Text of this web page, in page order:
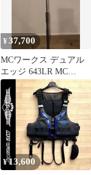
¥37,700
MCワークス デュアル
エッジ 643LR MC
WORKS DUAL EDGE
¥13,600